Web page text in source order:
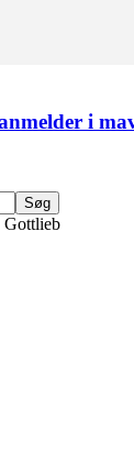
i
Gottlieb